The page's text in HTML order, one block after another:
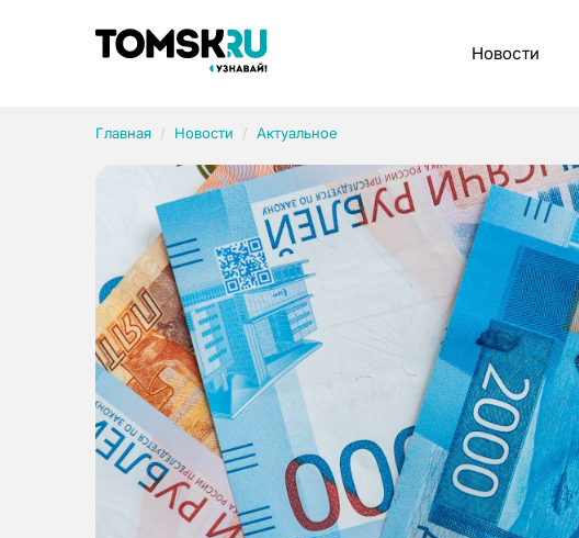
Новости
Главная Новости Актуальное
Рубрики